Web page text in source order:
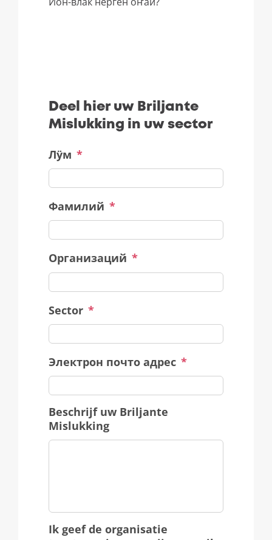
Deel hier uw Briljante
Mislukking in uw sector
Лӱм *
Фамилий *
Организаций *
Sector *
Электрон почто адрес *
Beschrijf uw Briljante
Mislukking
Ik geef de organisatie